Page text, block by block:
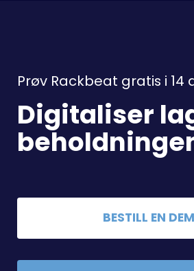
Prøv Rackbeat gratis i 14
Digitaliser
BESTILL EN